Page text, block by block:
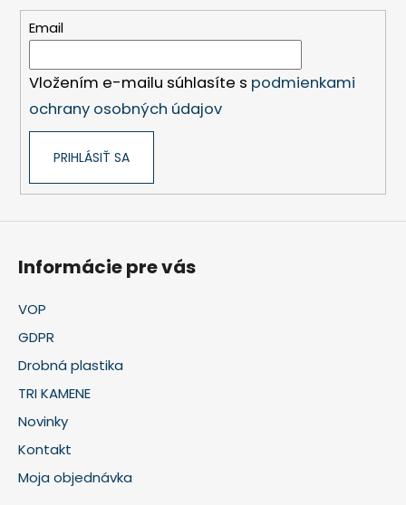
Email
Vložením e-mailu súhlasíte s podmienkami
ochrany osobných údajov
PRIHLÁSIŤ SA
Informácie pre vás
VOP
GDPR
Drobná plastika
TRI KAMENE
Novinky
Kontakt
Moja objednávka